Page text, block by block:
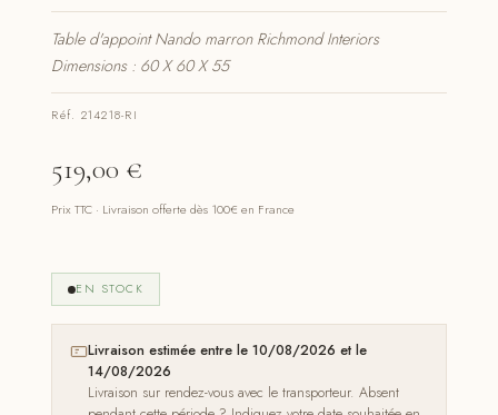
Table d'appoint Nando marron Richmond Interiors
Dimensions : 60 X 60 X 55
Réf. 214218-RI
519,00 €
Prix TTC · Livraison offerte dès 100€ en France
EN STOCK
Livraison estimée entre le 10/08/2026 et le
14/08/2026
Livraison sur rendez-vous avec le transporteur. Absent